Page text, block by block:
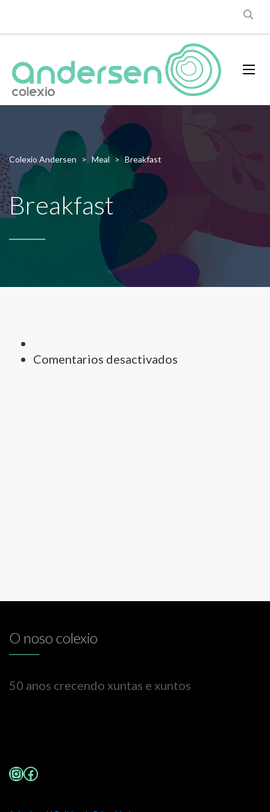
Colexio Andersen > Meal > Breakfast
Breakfast
Comentarios desactivados
O noso colexio
50 anos crecendo xuntas e xuntos
Instagram
Facebook